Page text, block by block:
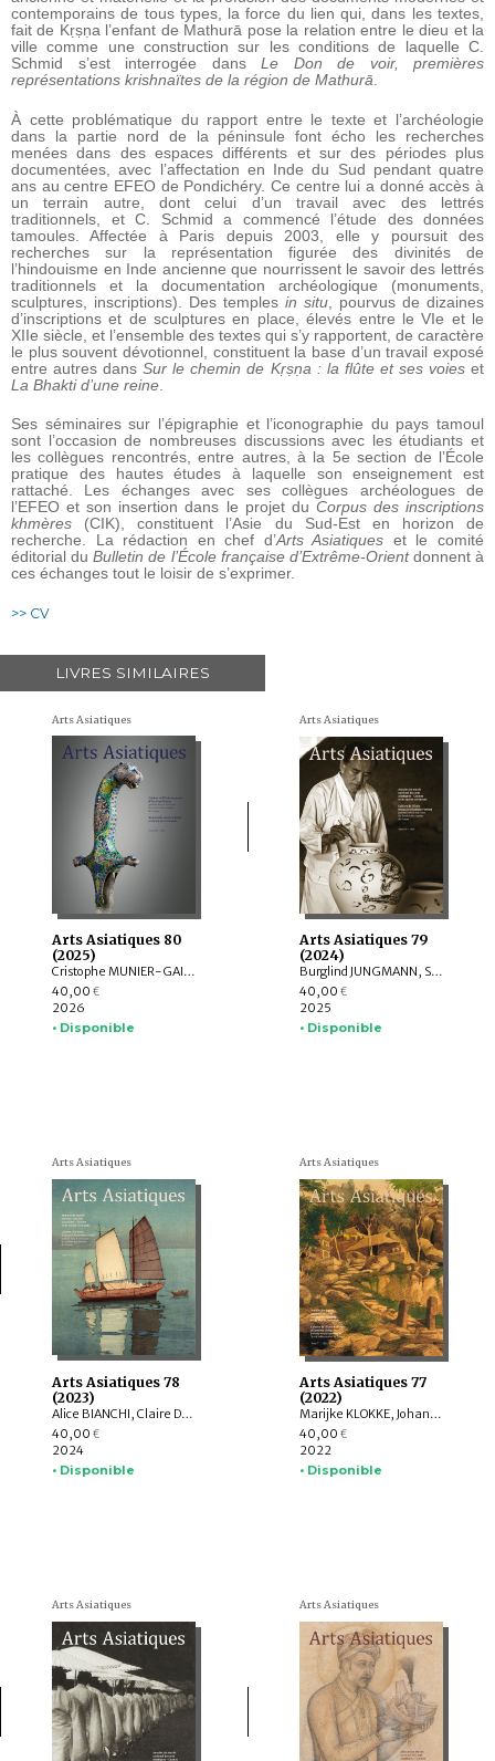
contemporains de tous types, la force du lien qui, dans les textes,
fait de Kṛṣṇa l’enfant de Mathurā pose la relation entre le dieu et la
ville comme une construction sur les conditions de laquelle C.
Schmid s’est interrogée dans Le Don de voir, premières
représentations krishnaïtes de la région de Mathurā.
À cette problématique du rapport entre le texte et l’archéologie
dans la partie nord de la péninsule font écho les recherches
menées dans des espaces différents et sur des périodes plus
documentées, avec l’affectation en Inde du Sud pendant quatre
ans au centre EFEO de Pondichéry. Ce centre lui a donné accès à
un terrain autre, dont celui d’un travail avec des lettrés
traditionnels, et C. Schmid a commencé l’étude des données
tamoules. Affectée à Paris depuis 2003, elle y poursuit des
recherches sur la représentation figurée des divinités de
l’hindouisme en Inde ancienne que nourrissent le savoir des lettrés
traditionnels et la documentation archéologique (monuments,
sculptures, inscriptions). Des temples in situ , pourvus de dizaines
d’inscriptions et de sculptures en place, élevés entre le VIe et le
XIIe siècle, et l’ensemble des textes qui s’y rapportent, de caractère
le plus souvent dévotionnel, constituent la base d’un travail exposé
entre autres dansSur le chemin de Kṛṣṇa : la flûte et ses voieset
La Bhakti d’une reine
Ses séminaires sur l’épigraphie et l’iconographie du pays tamoul
sont l’occasion de nombreuses discussions avec les étudiants et
les collègues rencontrés, entre autres, à la 5e section de l’École
pratique des hautes études à laquelle son enseignement est
rattaché. Les échanges avec ses collègues archéologues de
l’EFEO et son insertion dans le projet du Corpus des inscriptions
khmères (CIK), constituent l’Asie du Sud-Est en horizon de
recherche. La rédaction en chef d’Arts Asiatiques et le comité
éditorial duBulletin de l’École française d’Extrême-Orientdonnent à
ces échanges tout le loisir de s’exprimer.
>> CV
LIVRES SIMILAIRES
Arts Asiatiques
Arts Asiatiques 80
(2025)
Cristophe MUNIER-GAILLARD, Arnaud BERTRAND, Valérie ZALESKI, Selvam THOREZ, Brice VINCENT, Anne-Colombe LAUNOIS, Mechtild MERTZ, ITOH Takao, Sylvain ROY, Mei MERCIER
40,00 €
2026
• Disponible
Arts Asiatiques
Arts Asiatiques 79
(2024)
Burglind JUNGMANN, Saarthak SINGH, LO HUI-CHI
40,00 €
2025
• Disponible
Arts Asiatiques
Arts Asiatiques 78
(2023)
Alice BIANCHI, Claire DÉLÉRY, Roberto GARDELLIN, ASHWINI Lakshminarayanan, YAMABE Nobuyoshi, ZHAO Li, Sophie BIARD
40,00 €
2024
• Disponible
Arts Asiatiques
Arts Asiatiques 77
(2022)
Marijke KLOKKE, Johan LEVILLAIN, Parul Pandya DHAR, Gérard TOFFIN , Alexandre ASTIER, Saarthak SINGH, HUANG Hua, Nora BOURQUIN, ZHENG Yongsong
40,00 €
2022
• Disponible
Arts Asiatiques Arts Asiatiques